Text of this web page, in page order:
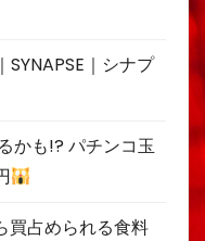
｜シナプ
かも!? パチンコ玉
買占められる食料